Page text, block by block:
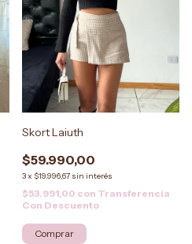
Skort Laiuth
$59.990,00
3x $19.996,67 sin interés
$53.991,00 con Transferencia
Con Descuento
Comprar